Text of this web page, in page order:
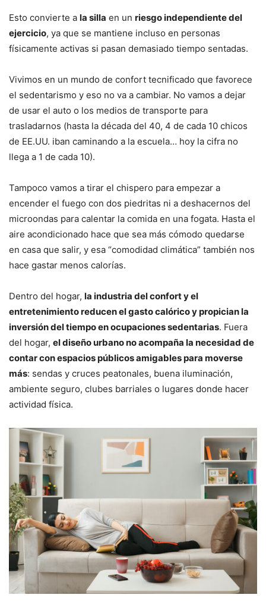
Esto convierte a la silla en un riesgo independiente del
ejercicio, ya que se mantiene incluso en personas
físicamente activas si pasan demasiado tiempo sentadas.
Vivimos en un mundo de confort tecnificado que favorece
el sedentarismo y eso no va a cambiar. No vamos a dejar
de usar el auto o los medios de transporte para
trasladarnos (hasta la década del 40, 4 de cada 10 chicos
de EE.UU. iban caminando a la escuela… hoy la cifra no
llega a 1 de cada 10).
Tampoco vamos a tirar el chispero para empezar a
encender el fuego con dos piedritas ni a deshacernos del
microondas para calentar la comida en una fogata. Hasta el
aire acondicionado hace que sea más cómodo quedarse
en casa que salir, y esa “comodidad climática” también nos
hace gastar menos calorías.
Dentro del hogar, la industria del confort y el
entretenimiento reducen el gasto calórico y propician la
inversión del tiempo en ocupaciones sedentarias. Fuera
del hogar, el diseño urbano no acompaña la necesidad de
contar con espacios públicos amigables para moverse
más: sendas y cruces peatonales, buena iluminación,
ambiente seguro, clubes barriales o lugares donde hacer
actividad física.